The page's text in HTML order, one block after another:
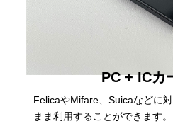
PC + ICカ
FelicaやMifare、Suicaなどに
まま利用することができます。